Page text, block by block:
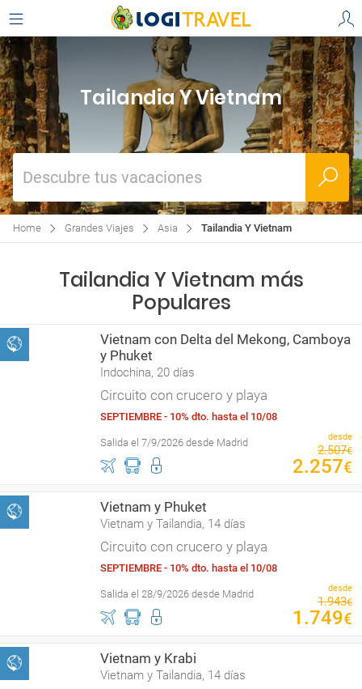
Tailandia Y Vietnam
Descubre tus vacaciones
Home Grandes Viajes Asia Tailandia Y Vietnam
Tailandia Y Vietnam más
Populares
Vietnam con Delta del Mekong, Camboya
y Phuket
Indochina, 20 días
Circuito con crucero y playa
SEPTIEMBRE - 10% dto. hasta el 10/08
Salida el 7/9/2026 desde Madrid desde
2.507€
2.257€
Vietnam y Phuket
Vietnam y Tailandia, 14 días
Circuito con crucero y playa
SEPTIEMBRE - 10% dto. hasta el 10/08
Salida el 28/9/2026 desde Madrid desde
1.943€
1 .749€
Vietnam y Krabi
Vietnam y Tailandia, 14 días